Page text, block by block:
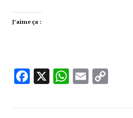
J’aime ça :
Facebook
X WhatsApp
Email